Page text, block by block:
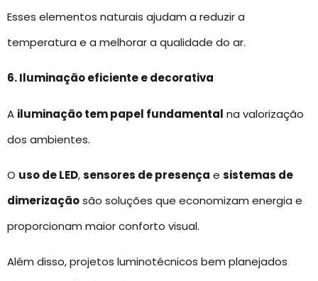
Esses elementos naturais ajudam a reduzir a
temperatura e a melhorar a qualidade do ar.
6. Iluminação eficiente e decorativa
A iluminação tem papel fundamental na valorização
dos ambientes.
O uso de LED,sensores de presença e sistemas de
dimerizaçãosão soluções que economizam energia e
proporcionam maior conforto visual.
Além disso, projetos luminotécnicos bem planejados